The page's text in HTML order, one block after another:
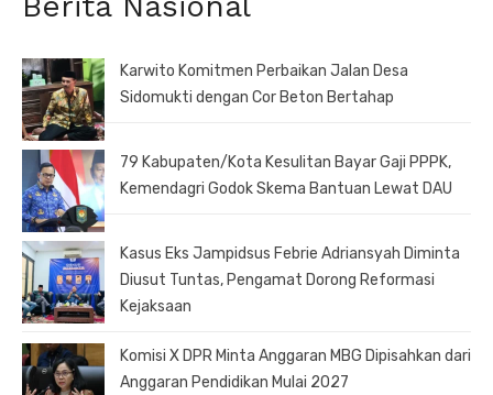
Karwito Komitmen Perbaikan Jalan Desa
Sidomukti dengan Cor Beton Bertahap
79 Kabupaten/Kota Kesulitan Bayar Gaji PPPK,
Kemendagri Godok Skema Bantuan Lewat DAU
Kasus Eks Jampidsus Febrie Adriansyah Diminta
Diusut Tuntas, Pengamat Dorong Reformasi
Kejaksaan
Komisi X DPR Minta Anggaran MBG Dipisahkan dari
Anggaran Pendidikan Mulai 2027